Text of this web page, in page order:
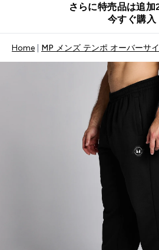
さらに特売品は追加
今すぐ購入
Home MP メンズ テンポ オーバーサ